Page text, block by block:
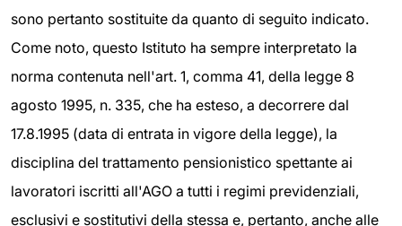
sono pertanto sostituite da quanto di seguito indicato.
Come noto, questo Istituto ha sempre interpretato la
norma contenuta nell'art. 1, comma 41, della legge 8
agosto 1995, n. 335, che ha esteso, a decorrere dal
17.8.1995 (data di entrata in vigore della legge), la
disciplina del trattamento pensionistico spettante ai
lavoratori iscritti all'AGO a tutti i regimi previdenziali,
esclusivi e sostitutivi della stessa e, pertanto, anche alle